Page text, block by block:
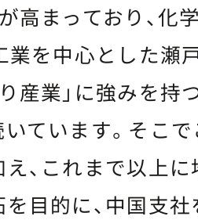
高まっており、化
業を中心とした瀬
産業」に強みを持
ています。そこで
、これまで以上
目的に、中国支